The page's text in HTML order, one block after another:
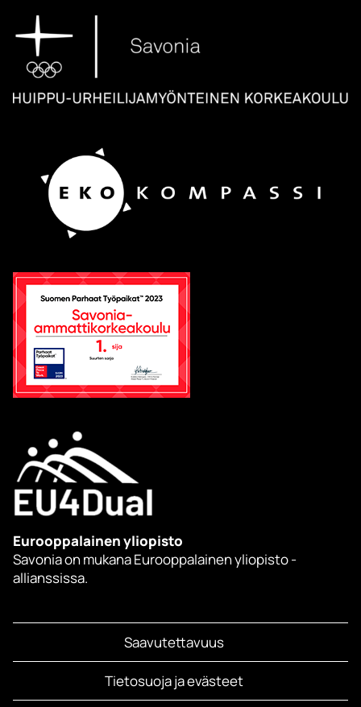
Eurooppalainen yliopisto
Savonia on mukana Eurooppalainen yliopisto -
allianssissa.
Saavutettavuus
Tietosuoja ja evästeet